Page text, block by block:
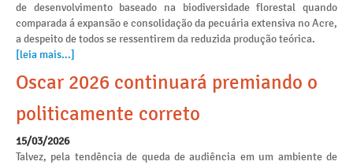
de desenvolvimento baseado na biodiversidade florestal quando
comparada á expansão e consolidação da pecuária extensiva no Acre,
a despeito de todos se ressentirem da reduzida produção teórica.
[leia mais...]
Oscar 2026 continuará premiando o
politicamente correto
15/03/2026
Talvez, pela tendência de queda de audiência em um ambiente de